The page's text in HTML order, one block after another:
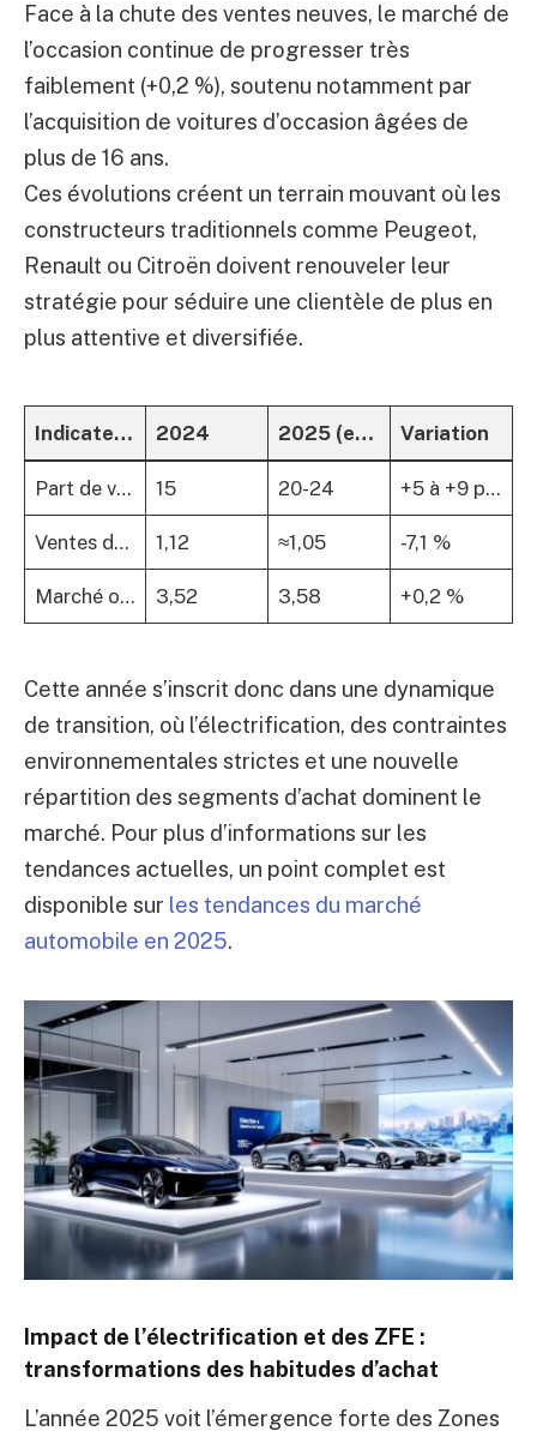
Face à la chute des ventes neuves, le marché de
l’occasion continue de progresser très
faiblement (+0,2 %), soutenu notamment par
l’acquisition de voitures d’occasion âgées de
plus de 16 ans.
Ces évolutions créent un terrain mouvant où les
constructeurs traditionnels comme Peugeot,
Renault ou Citroën doivent renouveler leur
stratégie pour séduire une clientèle de plus en
plus attentive et diversifiée.
Indicateurs 2024 2025 (estimation) Variation
Part de véhicules électriques (%) 15 20-24 +5 à +9 pts
Ventes de voitures neuves (en millions) 1,12 ≈1,05 -7,1 %
Marché occasion (en millions de véhicules) 3,52 3,58 +0,2 %
Cette année s’inscrit donc dans une dynamique
de transition, où l’électrification, des contraintes
environnementales strictes et une nouvelle
répartition des segments d’achat dominent le
marché. Pour plus d’informations sur les
tendances actuelles, un point complet est
disponible sur les tendances du marché
automobile en 2025.
Impact de l’électrification et des ZFE :
transformations des habitudes d’achat
L’année 2025 voit l’émergence forte des Zones